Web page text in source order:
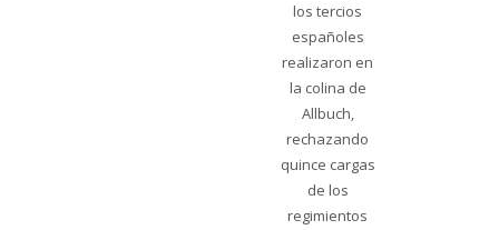
los tercios
españoles
realizaron en
la colina de
Allbuch,
rechazando
quince cargas
de los
regimientos